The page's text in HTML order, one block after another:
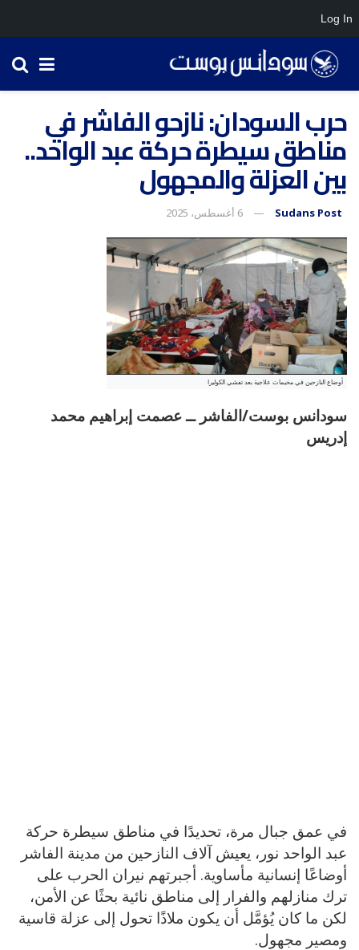
حرب السودان: نازحو الفاشر في
مناطق سيطرة حركة عبد الواحد..
بين العزلة والمجهول
Sudans Post 6 أغسطس، 2025
أوضاع النازحين في مخيمات علاجية بعد تفشي الكوليرا
سودانس بوست/الفاشر ــ عصمت إبراهيم محمد
إدريس
في عمق جبال مرة، تحديدًا في مناطق سيطرة حركة
عبد الواحد نور، يعيش آلاف النازحين من مدينة الفاشر
أوضاعًا إنسانية مأساوية. أجبرتهم نيران الحرب على
ترك منازلهم والفرار إلى مناطق نائية بحثًا عن الأمن،
لكن ما كان يُؤمَّل أن يكون ملاذًا تحول إلى عزلة قاسية
ومصير مجهول.
Log In